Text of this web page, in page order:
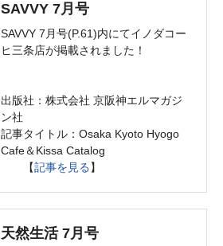
SAVVY 7月号
SAVVY 7月号(P.61)内にてイノダコー
ヒ三条店が掲載されました！
出版社：株式会社 京阪神エルマガジ
ン社
記事タイトル：Osaka Kyoto Hyogo
Cafe＆Kissa Catalog
【記事を見る 】
天然生活 7月号